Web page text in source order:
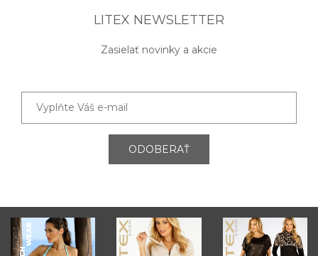
LITEX NEWSLETTER
Zasielať novinky a akcie
ODOBERAŤ